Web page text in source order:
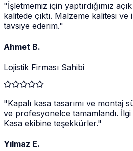
"İşletmemiz için yaptırdığımız
kalitede çıktı. Malzeme kalitesi
tavsiye ederim."
Ahmet B.
Lojistik Firması Sahibi
"Kapalı kasa tasarımı ve montaj
ve profesyonelce tamamlandı.
Kasa ekibine teşekkürler."
Yılmaz E.